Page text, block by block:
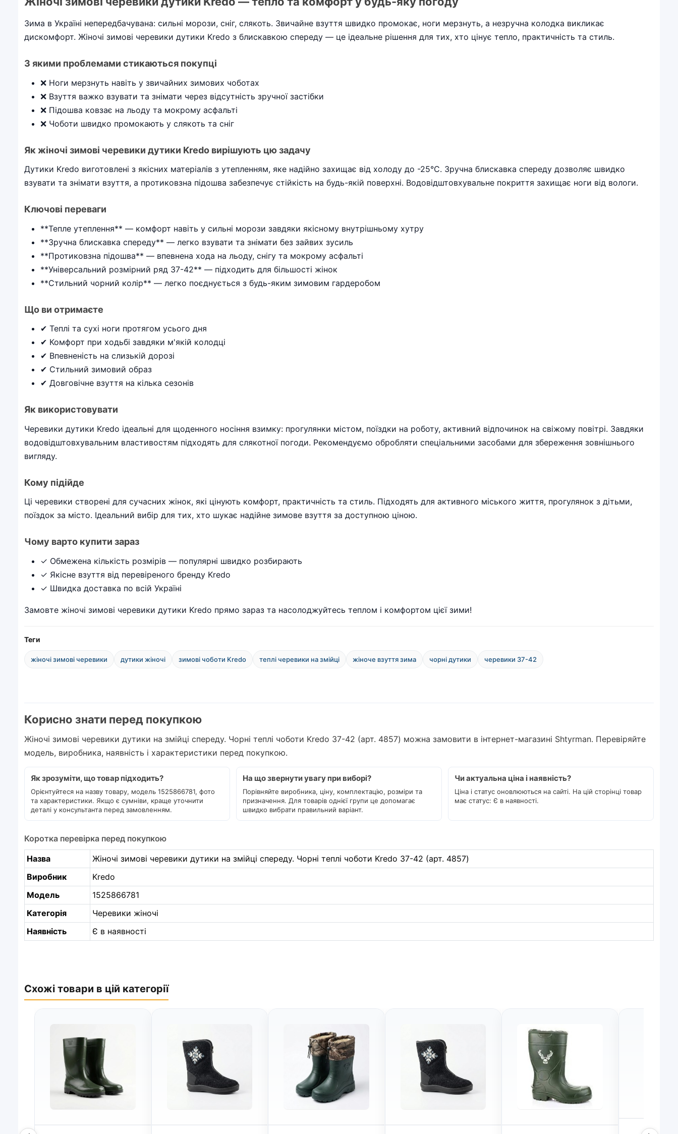
Зима в Україні непередбачувана: сильні морози, сніг, слякоть. Звичайне взуття швидко промокає, ноги мерзнуть, а незручна колодка викликає
дискомфорт. Жіночі зимові черевики дутики Kredo з блискавкою спереду — це ідеальне рішення для тих, хто цінує тепло, практичність та стиль.
З якими проблемами стикаються покупці
❌ Ноги мерзнуть навіть у звичайних зимових чоботах
❌ Взуття важко взувати та знімати через відсутність зручної застібки
❌ Підошва ковзає на льоду та мокрому асфальті
❌ Чоботи швидко промокають у слякоть та сніг
Як жіночі зимові черевики дутики Kredo вирішують цю задачу
Дутики Kredo виготовлені з якісних матеріалів з утепленням, яке надійно захищає від холоду до -25°C. Зручна блискавка спереду дозволяє швидко
взувати та знімати взуття, а протиковзна підошва забезпечує стійкість на будь-якій поверхні. Водовідштовхувальне покриття захищає ноги від вологи.
Ключові переваги
**Тепле утеплення** — комфорт навіть у сильні морози завдяки якісному внутрішньому хутру
**Зручна блискавка спереду** — легко взувати та знімати без зайвих зусиль
**Протиковзна підошва** — впевнена хода на льоду, снігу та мокрому асфальті
**Універсальний розмірний ряд 37-42** — підходить для більшості жінок
**Стильний чорний колір** — легко поєднується з будь-яким зимовим гардеробом
Що ви отримаєте
✔ Теплі та сухі ноги протягом усього дня
✔ Комфорт при ходьбі завдяки м'якій колодці
✔ Впевненість на слизькій дорозі
✔ Стильний зимовий образ
✔ Довговічне взуття на кілька сезонів
Як використовувати
Черевики дутики Kredo ідеальні для щоденного носіння взимку: прогулянки містом, поїздки на роботу, активний відпочинок на свіжому повітрі. Завдяки
водовідштовхувальним властивостям підходять для слякотної погоди. Рекомендуємо обробляти спеціальними засобами для збереження зовнішнього
вигляду.
Кому підійде
Ці черевики створені для сучасних жінок, які цінують комфорт, практичність та стиль. Підходять для активного міського життя, прогулянок з дітьми,
поїздок за місто. Ідеальний вибір для тих, хто шукає надійне зимове взуття за доступною ціною.
Чому варто купити зараз
✓ Обмежена кількість розмірів — популярні швидко розбирають
✓ Якісне взуття від перевіреного бренду Kredo
✓ Швидка доставка по всій Україні
Замовте жіночі зимові черевики дутики Kredo прямо зараз та насолоджуйтесь теплом і комфортом цієї зими!
Теги
жіночі зимові черевики дутики жіночі зимові чоботи Kredo теплі черевики на змійці жіноче взуття зима чорні дутики черевики 37-42
Корисно знати перед покупкою
Жіночі зимові черевики дутики на змійці спереду. Чорні теплі чоботи Kredo 37-42 (арт. 4857) можна замовити в інтернет-магазині Shtyrman. Перевіряйте
модель, виробника, наявність і характеристики перед покупкою.
Як зрозуміти, що товар підходить?
Орієнтуйтеся на назву товару, модель 1525866781, фото
та характеристики. Якщо є сумніви, краще уточнити
деталі у консультанта перед замовленням.
На що звернути увагу при виборі?
Порівняйте виробника, ціну, комплектацію, розміри та
призначення. Для товарів однієї групи це допомагає
швидко вибрати правильний варіант.
Чи актуальна ціна і наявність?
Ціна і статус оновлюються на сайті. На цій сторінці товар
має статус: Є в наявності.
Коротка перевірка перед покупкою
Назва
Жіночі зимові черевики дутики на змійці спереду. Чорні теплі чоботи Kredo 37-42 (арт. 4857)
Виробник
Kredo
Модель
1525866781
Категорія
Черевики жіночі
Наявність
Є в наявності
Схожі товари в цій категорії